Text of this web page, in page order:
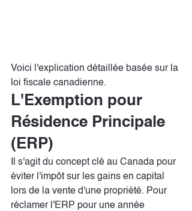
Voici l'explication détaillée basée sur la
loi fiscale canadienne.
L'Exemption pour
Résidence Principale
(ERP)
Il s'agit du concept clé au Canada pour
éviter l'impôt sur les gains en capital
lors de la vente d'une propriété. Pour
réclamer l'ERP pour une année